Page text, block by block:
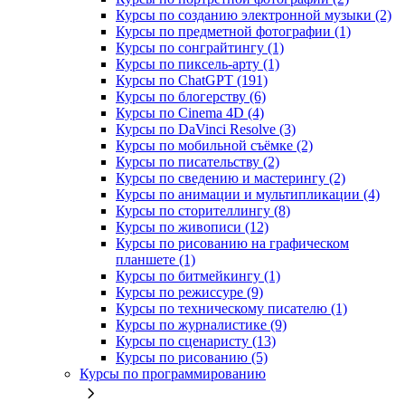
Курсы по созданию электронной музыки (2)
Курсы по предметной фотографии (1)
Курсы по сонграйтингу (1)
Курсы по пиксель-арту (1)
Курсы по ChatGPT (191)
Курсы по блогерству (6)
Курсы по Cinema 4D (4)
Курсы по DaVinci Resolve (3)
Курсы по мобильной съёмке (2)
Курсы по писательству (2)
Курсы по сведению и мастерингу (2)
Курсы по анимации и мультипликации (4)
Курсы по сторителлингу (8)
Курсы по живописи (12)
Курсы по рисованию на графическом
планшете (1)
Курсы по битмейкингу (1)
Курсы по режиссуре (9)
Курсы по техническому писателю (1)
Курсы по журналистике (9)
Курсы по сценаристу (13)
Курсы по рисованию (5)
Курсы по программированию